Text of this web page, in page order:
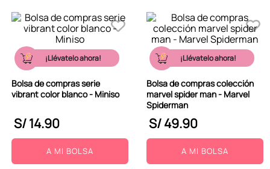
¡Llévatelo ahora!
Bolsa de compras serie
vibrant color blanco - Miniso
S/14.90
A MI BOLSA
¡Llévatelo ahora!
Bolsa de compras colección
marvel spider man - Marvel
Spiderman
S/49.90
A MI BOLSA